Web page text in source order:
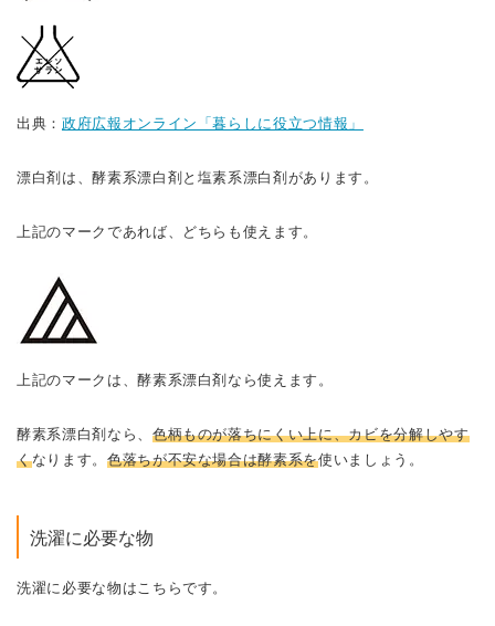
出典： 政府広報オンライン「暮らしに役立つ情報」
漂白剤は、酵素系漂白剤と塩素系漂白剤があります。
上記のマークであれば、どちらも使えます。
上記のマークは、酵素系漂白剤なら使えます。
酵素系漂白剤なら、 色柄ものが落ちにくい上に、カビを分解しやす
くなります。 色落ちが不安な場合は酵素系を使いましょう。
洗濯に必要な物
洗濯に必要な物はこちらです。